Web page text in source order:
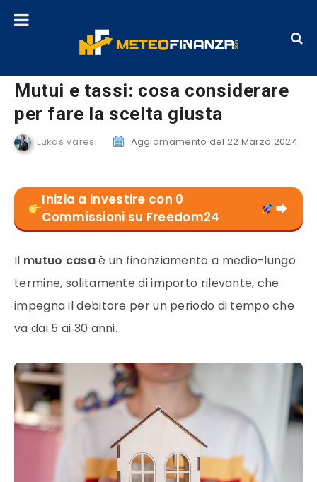
Mutui e tassi: cosa considerare
per fare la scelta giusta
Lukas Varesi Aggiornamento del 22 Marzo 2024
Inizia a investire con 0
Commissioni su Freedom24
Il mutuo casaè un finanziamento a medio-lungo
termine, solitamente di importo rilevante, che
impegna il debitore per un periodo di tempo che
va dai 5 ai 30 anni.